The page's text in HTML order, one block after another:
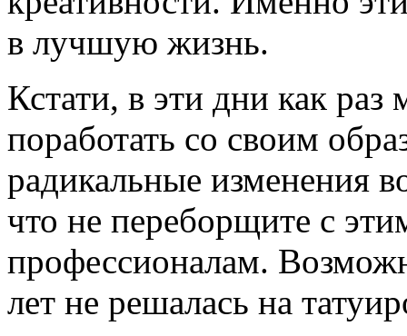
в лучшую жизнь.
Кстати, в эти дни как
поработать со своим
радикальные изменения
что не переборщите с
профессионалам.
лет не решалась на